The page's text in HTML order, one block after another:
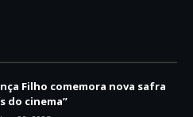
Filho comemora nova safra
do cinema”